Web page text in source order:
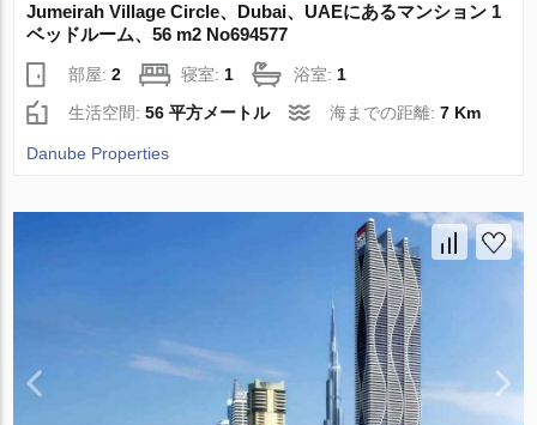
Jumeirah Village Circle、Dubai、UAEにあるマンション 1
ベッドルーム、56 m2 No694577
部屋:2 寝室: 1 浴室: 1
生活空間:56 平方メートル 海までの距離:7 Km
Danube Properties